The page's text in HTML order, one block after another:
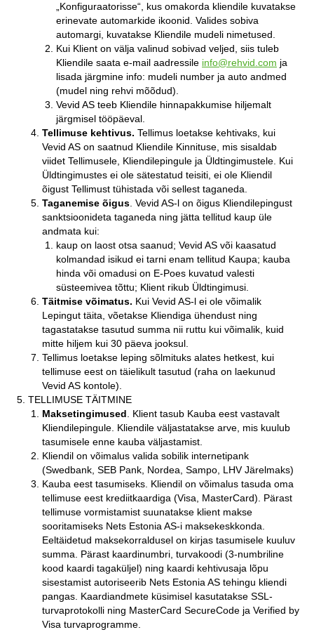
„Konfiguraatorisse“, kus omakorda kliendile kuvatakse
erinevate automarkide ikoonid. Valides sobiva
automargi, kuvatakse Kliendile mudeli nimetused.
Kui Klient on välja valinud sobivad veljed, siis tuleb
Kliendile saata e-mail aadressile info@rehvid.com ja
lisada järgmine info: mudeli number ja auto andmed
(mudel ning rehvi mõõdud).
Vevid AS teeb Kliendile hinnapakkumise hiljemalt
järgmisel tööpäeval.
Tellimuse kehtivus. Tellimus loetakse kehtivaks, kui
Vevid AS on saatnud Kliendile Kinnituse, mis sisaldab
viidet Tellimusele, Kliendilepingule ja Üldtingimustele. Kui
Üldtingimustes ei ole sätestatud teisiti, ei ole Kliendil
õigust Tellimust tühistada või sellest taganeda.
Taganemise õigus . Vevid AS-l on õigus Kliendilepingust
sanktsioonideta taganeda ning jätta tellitud kaup üle
andmata kui:
kaup on laost otsa saanud; Vevid AS või kaasatud
kolmandad isikud ei tarni enam tellitud Kaupa; kauba
hinda või omadusi on E-Poes kuvatud valesti
süsteemivea tõttu; Klient rikub Üldtingimusi.
Täitmise võimatus. Kui Vevid AS-l ei ole võimalik
Lepingut täita, võetakse Kliendiga ühendust ning
tagastatakse tasutud summa nii ruttu kui võimalik, kuid
mitte hiljem kui 30 päeva jooksul.
Tellimus loetakse leping sõlmituks alates hetkest, kui
tellimuse eest on täielikult tasutud (raha on laekunud
Vevid AS kontole).
TELLIMUSE TÄITMINE
Maksetingimused . Klient tasub Kauba eest vastavalt
Kliendilepingule. Kliendile väljastatakse arve, mis kuulub
tasumisele enne kauba väljastamist.
Kliendil on võimalus valida sobilik internetipank
(Swedbank, SEB Pank, Nordea, Sampo, LHV Järelmaks)
Kauba eest tasumiseks. Kliendil on võimalus tasuda oma
tellimuse eest krediitkaardiga (Visa, MasterCard). Pärast
tellimuse vormistamist suunatakse klient makse
sooritamiseks Nets Estonia AS-i maksekeskkonda.
Eeltäidetud maksekorraldusel on kirjas tasumisele kuuluv
summa. Pärast kaardinumbri, turvakoodi (3-numbriline
kood kaardi tagaküljel) ning kaardi kehtivusaja lõpu
sisestamist autoriseerib Nets Estonia AS tehingu kliendi
pangas. Kaardiandmete küsimisel kasutatakse SSL-
turvaprotokolli ning MasterCard SecureCode ja Verified by
Visa turvaprogramme.